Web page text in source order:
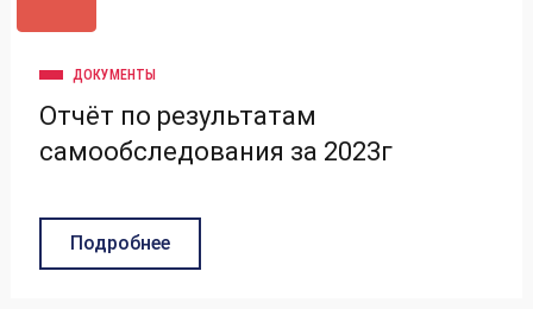
ДОКУМЕНТЫ
Отчёт по результатам
самообследования за 2023г
Подробнее